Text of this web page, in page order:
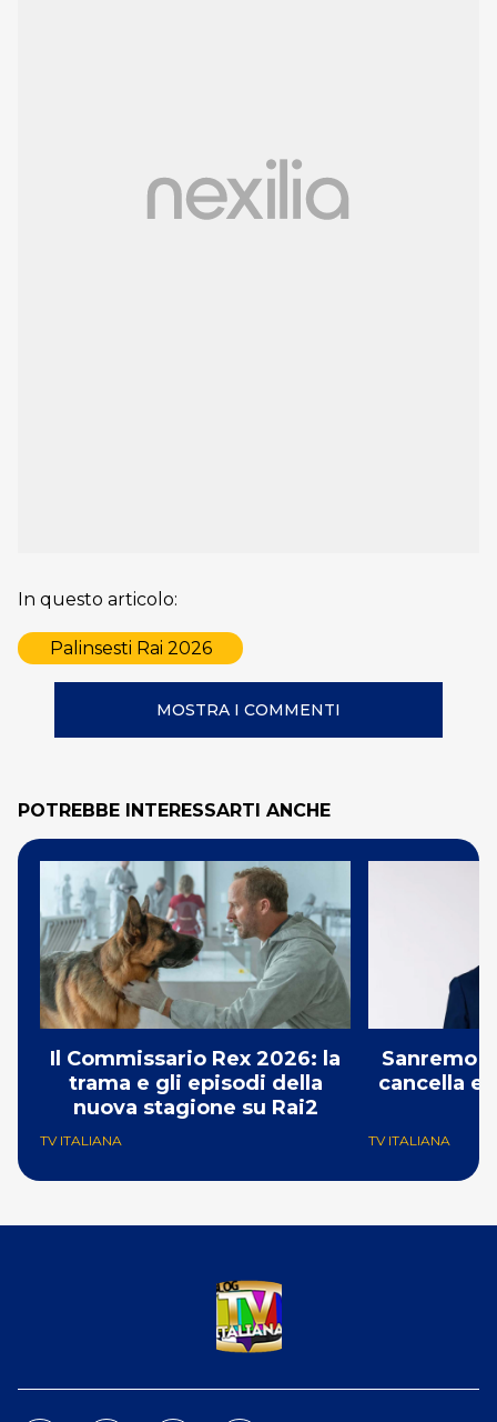
In questo articolo:
Palinsesti Rai 2026
MOSTRA I COMMENTI
POTREBBE INTERESSARTI ANCHE
Il Commissario Rex 2026: la
trama e gli episodi della
nuova stagione su Rai2
TV ITALIANA
Sanremo
cancella e
TV ITALIANA